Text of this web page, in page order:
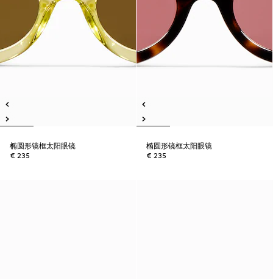
椭圆形镜框太阳眼镜
€ 235
椭圆形镜框太阳眼镜
€ 235